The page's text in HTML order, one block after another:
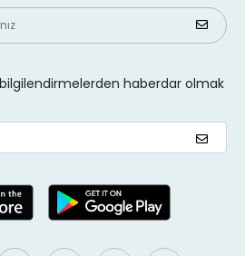
haberdar olmak